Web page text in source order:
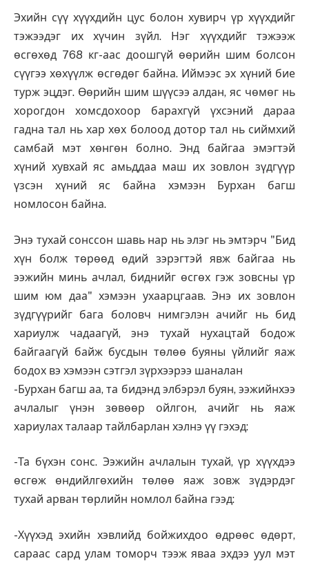
Эхийн сүү хүүхдийн цус болон хувирч үр хүүхдийг
тэжээдэг их хүчин зүйл. Нэг хүүхдийг тэжээж
өсгөхөд 768 кг-аас доошгүй өөрийн шим болсон
сүүгээ хөхүүлж өсгөдөг байна. Иймээс эх хүний бие
турж эцдэг. Өөрийн шим шүүсээ алдан, яс чөмөг нь
хорогдон хомсдохоор барахгүй үхсэний дараа
гадна тал нь хар хөх болоод дотор тал нь сиймхий
самбай мэт хөнгөн болно. Энд байгаа эмэгтэй
хүний хувхай яс амьддаа маш их зовлон зүдгүүр
үзсэн хүний яс байна хэмээн Бурхан багш
номлосон байна.
Энэ тухай сонссон шавь нар нь элэг нь эмтэрч "Бид
хүн болж төрөөд өдий зэрэгтэй явж байгаа нь
ээжийн минь ачлал, биднийг өсгөх гэж зовсны үр
шим юм даа" хэмээн ухаарцгаав. Энэ их зовлон
зүдгүүрийг бага боловч нимгэлэн ачийг нь бид
хариулж чадаагүй, энэ тухай нухацтай бодож
байгаагүй байж бусдын төлөө буяны үйлийг яаж
бодох вэ хэмээн сэтгэл зүрхээрээ шаналан
-Бурхан багш аа, та бидэнд элбэрэл буян, ээжийнхээ
ачлалыг үнэн зөвөөр ойлгон, ачийг нь яаж
хариулах талаар тайлбарлан хэлнэ үү гэхэд:
-Та бүхэн сонс. Ээжийн ачлалын тухай, үр хүүхдээ
өсгөж өндийлгөхийн төлөө яаж зовж зүдэрдэг
тухай арван төрлийн номлол байна гээд:
-Хүүхэд эхийн хэвлийд бойжихдоо өдрөөс өдөрт,
сараас сард улам томорч тээж яваа эхдээ уул мэт